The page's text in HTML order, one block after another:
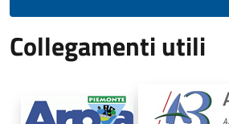
Collegamenti utili